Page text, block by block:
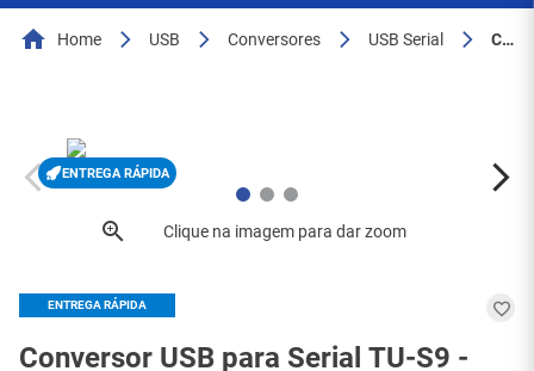
Home USB Conversores USB Serial Conversor usb para serial tu-s9 - 1673
ENTREGA RÁPIDA
ENTREGA RÁPIDA
Conversor USB para Serial TU-S9 -